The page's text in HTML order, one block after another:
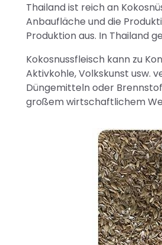
Thailand ist reich an
Anbaufläche und die
Produktion aus. In Thailand
Kokosnussfleisch kann zu
Aktivkohle, Volkskunst usw.
Düngemitteln oder
großem wirtschaftlichem